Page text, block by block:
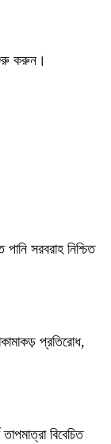
শুরু করুন।
সরবরাহ নিশ্চিত
প্রতিরোধ,
বিবেচিত